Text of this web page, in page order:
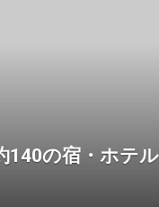
の宿・ホテル